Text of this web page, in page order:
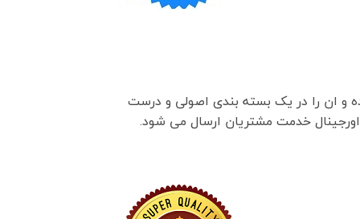
و ان را در یک بسته بندی اصولی و درست
خدمت مشتریان ارسال می شود.